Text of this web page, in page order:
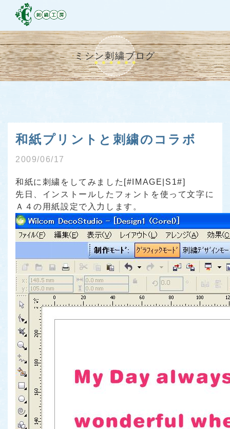
ミシン刺繍ブログ
和紙プリントと刺繍のコラボ
2009/06/17
和紙に刺繍をしてみました[#IMAGE|S1#]
先日、インストールしたフォントを使って文字に
Ａ４の用紙設定で入力します。